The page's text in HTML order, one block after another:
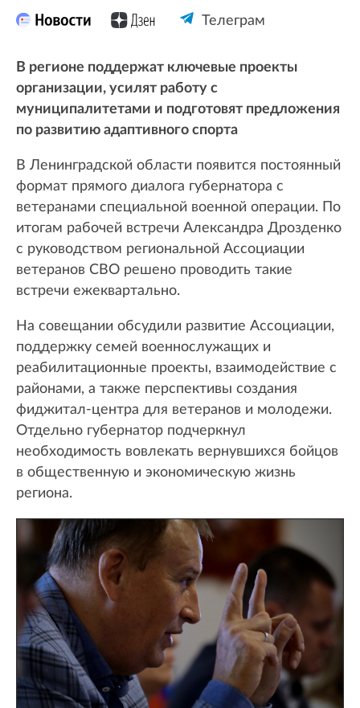
Телеграм
В регионе поддержат ключевые проекты
организации, усилят работу с
муниципалитетами и подготовят предложения
по развитию адаптивного спорта
В Ленинградской области появится постоянный
формат прямого диалога губернатора с
ветеранами специальной военной операции. По
итогам рабочей встречи Александра Дрозденко
с руководством региональной Ассоциации
ветеранов СВО решено проводить такие
встречи ежеквартально.
На совещании обсудили развитие Ассоциации,
поддержку семей военнослужащих и
реабилитационные проекты, взаимодействие с
районами, а также перспективы создания
фиджитал-центра для ветеранов и молодежи.
Отдельно губернатор подчеркнул
необходимость вовлекать вернувшихся бойцов
в общественную и экономическую жизнь
региона.